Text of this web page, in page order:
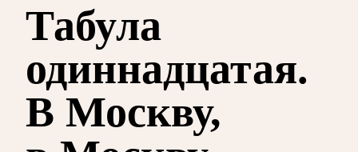
Табула
одиннадцатая.
В Москву,